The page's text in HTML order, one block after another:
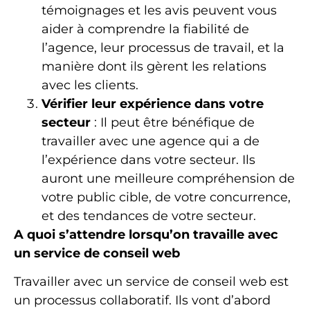
témoignages et les avis peuvent vous
aider à comprendre la fiabilité de
l’agence, leur processus de travail, et la
manière dont ils gèrent les relations
avec les clients.
Vérifier leur expérience dans votre
secteur : Il peut être bénéfique de
travailler avec une agence qui a de
l’expérience dans votre secteur. Ils
auront une meilleure compréhension de
votre public cible, de votre concurrence,
et des tendances de votre secteur.
A quoi s’attendre lorsqu’on travaille avec
un service de conseil web
Travailler avec un service de conseil web est
un processus collaboratif. Ils vont d’abord